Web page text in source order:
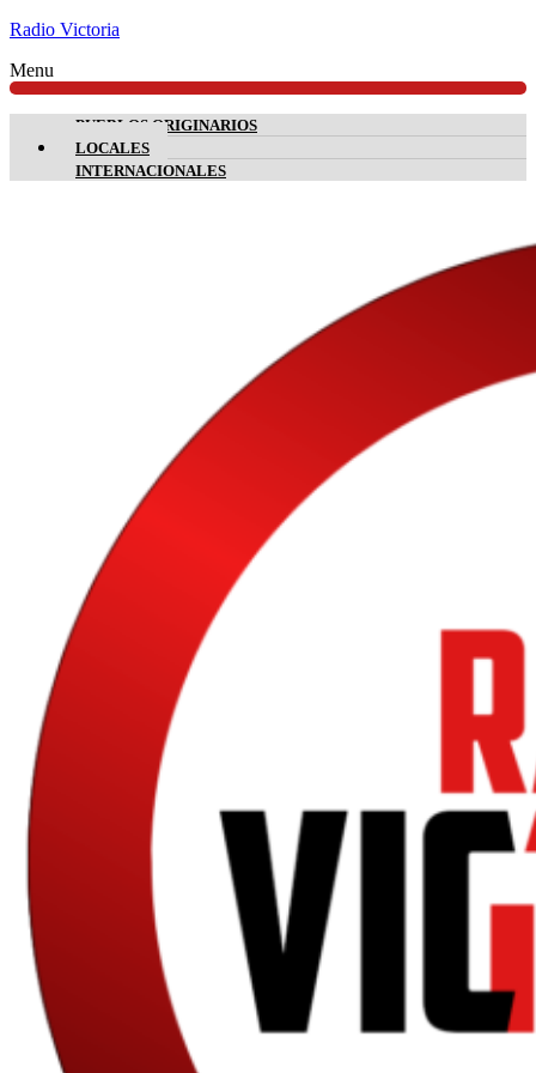
Radio Victoria
Menu
PUEBLOS ORIGINARIOS
LOCALES
INTERNACIONALES